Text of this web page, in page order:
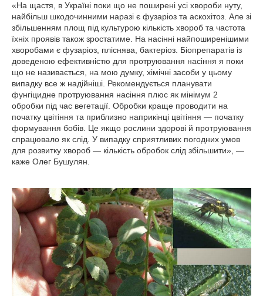
«На щастя, в Україні поки що не поширені усі хвороби нуту,
найбільш шкодочинними наразі є фузаріоз та аскохітоз. Але зі
збільшенням площ під культурою кількість хвороб та частота
їхніх проявів також зростатиме. На насінні найпоширенішими
хворобами є фузаріоз, пліснява, бактеріоз. Біопрепаратів із
доведеною ефективністю для протруювання насіння я поки
що не називається, на мою думку, хімічні засоби у цьому
випадку все ж надійніші. Рекомендується планувати
фунгіцидне протруювання насіння плюс як мінімум 2
обробки під час вегетації. Обробки краще проводити на
початку цвітіння та приблизно наприкінці цвітіння — початку
формування бобів. Це якщо рослини здорові й протруювання
спрацювало як слід. У випадку сприятливих погодних умов
для розвитку хвороб — кількість обробок слід збільшити», —
каже Олег Бушулян.